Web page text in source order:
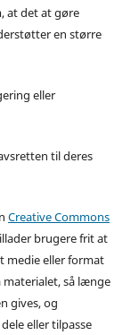
at det at gøre
en større
eller
til deres
Creative Commons
brugere frit at
medie eller format
materialet, så længe
gives, og
eller tilpasse